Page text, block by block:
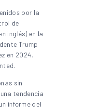
por la
de
inglés) en la
Trump
en 2024,
sin
tendencia
informe del